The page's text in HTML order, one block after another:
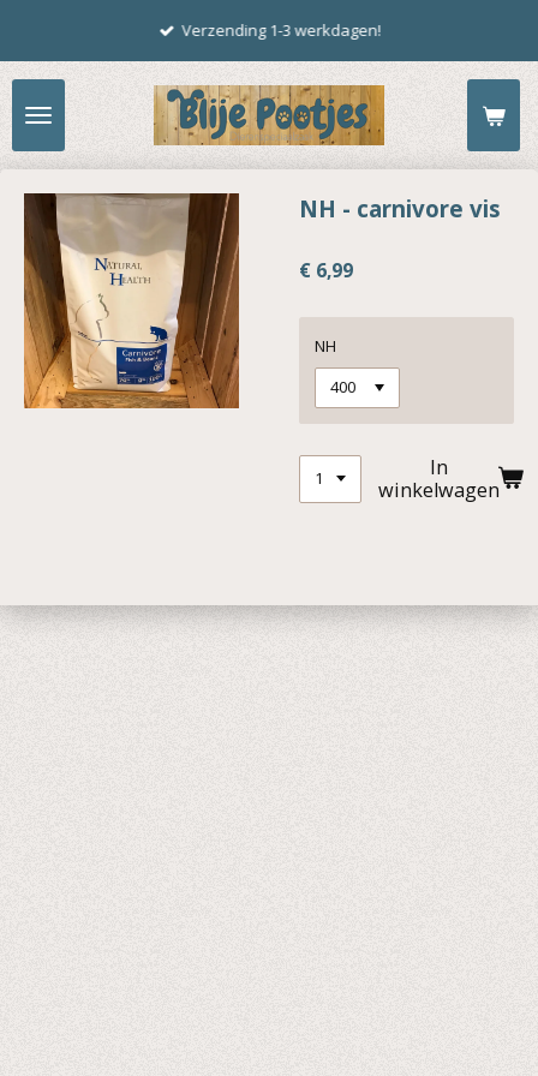
naar
de
hoofdinhoud
Verzending 1-3 werkdagen!
NH - carnivore vis
€ 6,99
NH
In
winkelwagen